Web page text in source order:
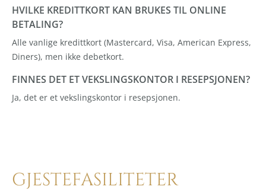
HVILKE KREDITTKORT KAN BRUKES TIL ONLINE
BETALING?
Alle vanlige kredittkort (Mastercard, Visa, American Express,
Diners), men ikke debetkort.
FINNES DET ET VEKSLINGSKONTOR I RESEPSJONEN?
Ja, det er et vekslingskontor i resepsjonen.
GJESTEFASILITETER